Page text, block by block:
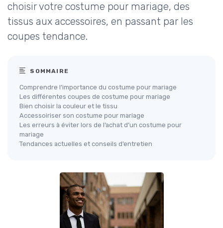
choisir votre costume pour mariage, des
tissus aux accessoires, en passant par les
coupes tendance.
SOMMAIRE
Comprendre l’importance du costume pour mariage
Les différentes coupes de costume pour mariage
Bien choisir la couleur et le tissu
Accessoiriser son costume pour mariage
Les erreurs à éviter lors de l’achat d’un costume pour
mariage
Tendances actuelles et conseils d’entretien